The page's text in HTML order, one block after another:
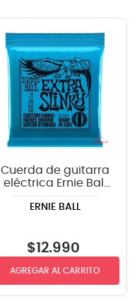
Cuerda de guitarra
eléctrica Ernie Ball
8-38
ERNIE BALL
$12.990
AGREGAR AL CARRITO